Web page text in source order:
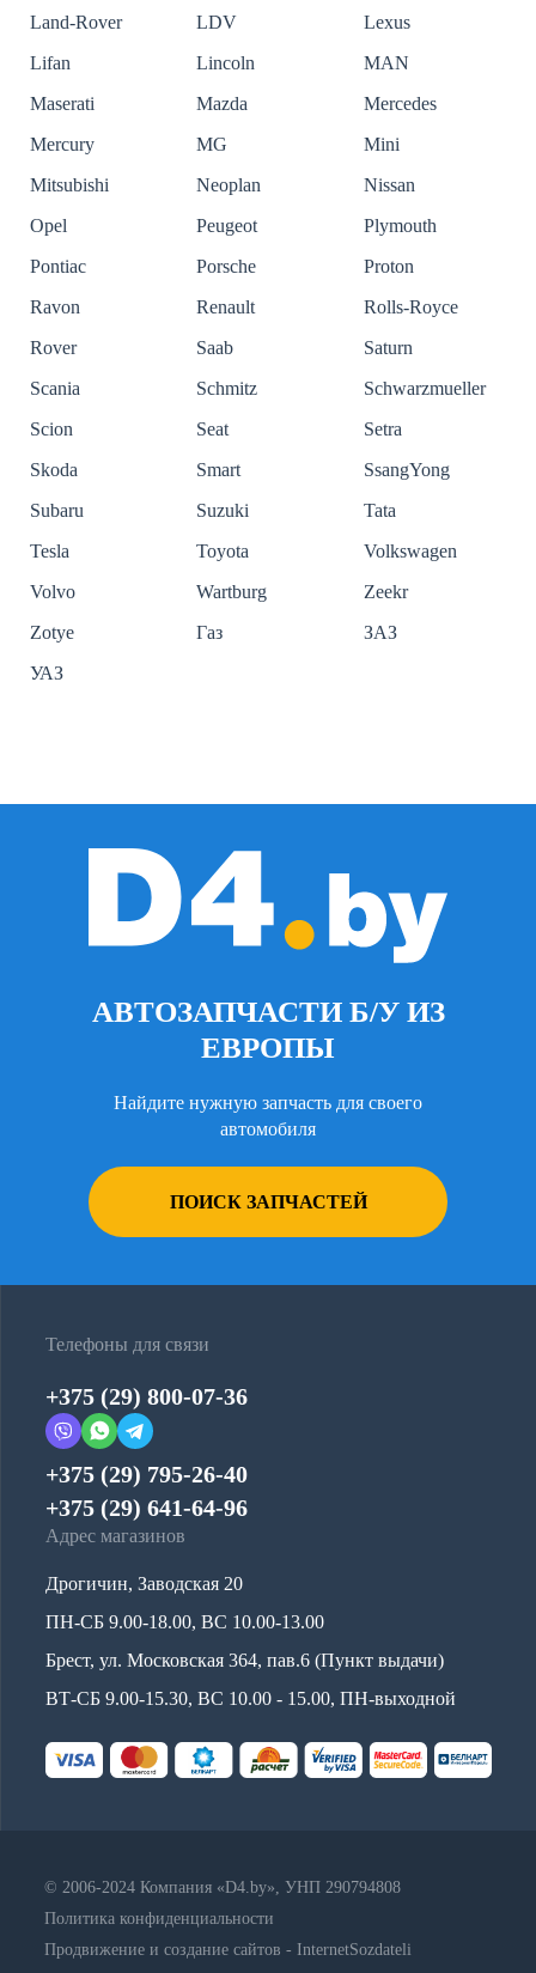
Land-Rover
LDV
Lexus
Lifan
Lincoln
MAN
Maserati
Mazda
Mercedes
Mercury
MG
Mini
Mitsubishi
Neoplan
Nissan
Opel
Peugeot
Plymouth
Pontiac
Porsche
Proton
Ravon
Renault
Rolls-Royce
Rover
Saab
Saturn
Scania
Schmitz
Schwarzmueller
Scion
Seat
Setra
Skoda
Smart
SsangYong
Subaru
Suzuki
Tata
Tesla
Toyota
Volkswagen
Volvo
Wartburg
Zeekr
Zotye
Газ
ЗАЗ
УАЗ
АВТОЗАПЧАСТИ Б/У ИЗ
ЕВРОПЫ
Найдите нужную запчасть для своего
автомобиля
ПОИСК ЗАПЧАСТЕЙ
Телефоны для связи
+375 (29) 800-07-36
+375 (29) 795-26-40
+375 (29) 641-64-96
Адрес магазинов
Дрогичин, Заводская 20
ПН-СБ 9.00-18.00, ВС 10.00-13.00
Брест, ул. Московская 364, пав.6 (Пункт выдачи)
ВТ-СБ 9.00-15.30, ВС 10.00 - 15.00, ПН-выходной
© 2006-2024 Компания «D4.by», УНП 290794808
Политика конфиденциальности
Продвижение и создание сайтов - InternetSozdateli